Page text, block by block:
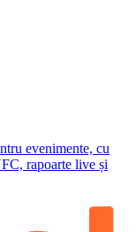
evenimente, cu
rapoarte live și